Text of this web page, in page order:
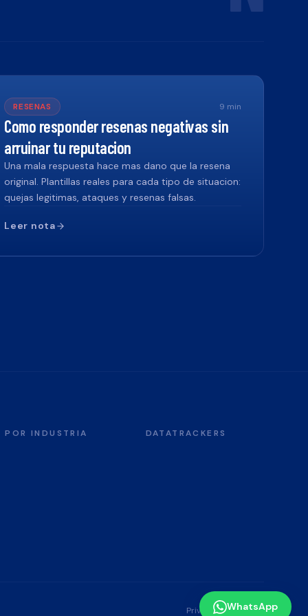
RESENAS 9 min
Como responder resenas negativas sin
arruinar tu reputacion
Una mala respuesta hace mas dano que la resena
original. Plantillas reales para cada tipo de situacion:
quejas legitimas, ataques y resenas falsas.
Leer nota
POR INDUSTRIA DATATRACKERS
PrivacidadTérminos
WhatsApp